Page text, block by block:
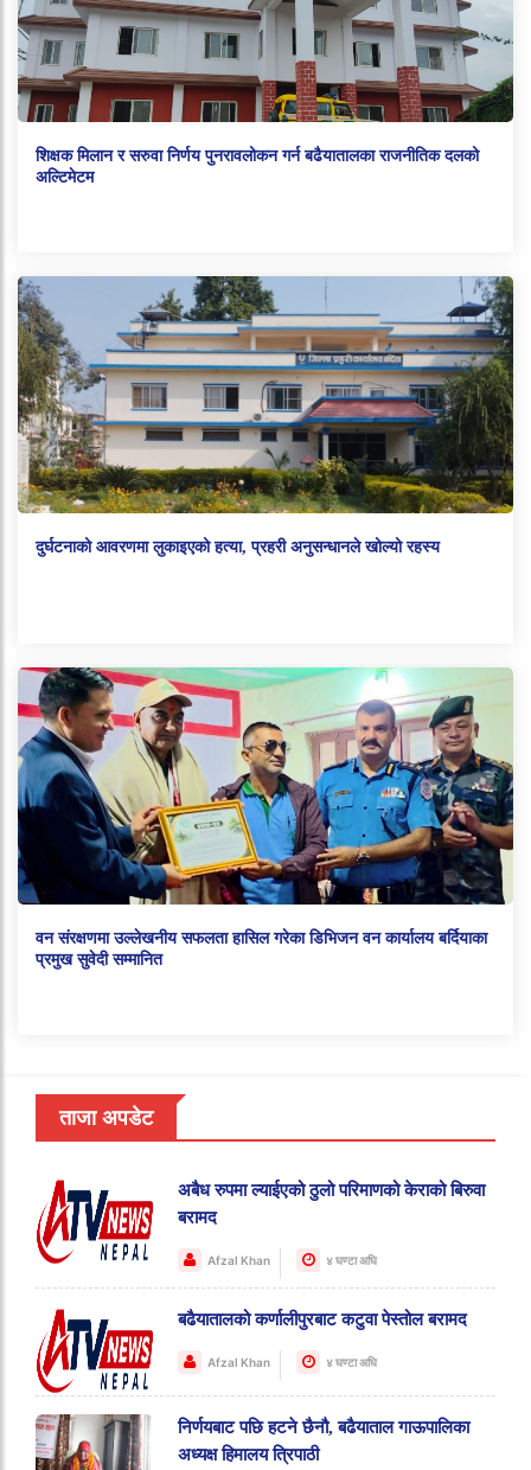
शिक्षक मिलान र सरुवा निर्णय पुनरावलोकन गर्न बढैयातालका राजनीतिक दलको
अल्टिमेटम
दुर्घटनाको आवरणमा लुकाइएको हत्या, प्रहरी अनुसन्धानले खोल्यो रहस्य
वन संरक्षणमा उल्लेखनीय सफलता हासिल गरेका डिभिजन वन कार्यालय बर्दियाका
प्रमुख सुवेदी सम्मानित
ताजा अपडेट
अबैध रुपमा ल्याईएको ठुलो परिमाणको केराको बिरुवा
बरामद
Afzal Khan ४ घण्टा अघि
बढैयातालको कर्णालीपुरबाट कटुवा पेस्तोल बरामद
Afzal Khan ४ घण्टा अघि
निर्णयबाट पछि हटने छैनौ, बढैयाताल गाऊपालिका
अध्यक्ष हिमालय त्रिपाठी